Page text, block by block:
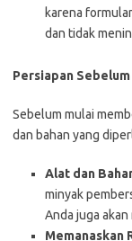
karena
dan tidak
Persiapan
Sebelum mulai
dan bahan yang
Alat dan
minyak
Anda juga
Memanaskan